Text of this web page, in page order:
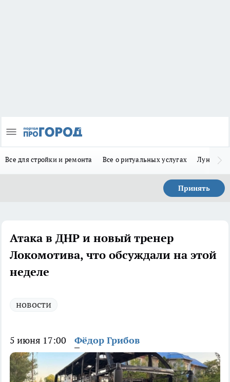
Все для стройки и ремонта Все о ритуальных услугах Лунно-
Принять
Атака в ДНР и новый тренер
Локомотива, что обсуждали на этой
неделе
новости
5 июня 17:00 Фёдор Грибов